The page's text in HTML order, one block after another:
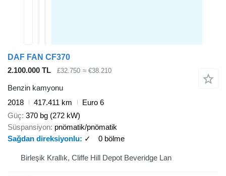
DAF FAN CF370
2.100.000 TL
£32.750 ≈ €38.210
Benzin kamyonu
2018
417.411 km
Euro 6
Güç 370 bg (272 kW)
Süspansiyon pnömatik/pnömatik
Sağdan direksiyonlu
✓ 0 bölme
Birleşik Krallık, Cliffe Hill Depot Beveridge Lan